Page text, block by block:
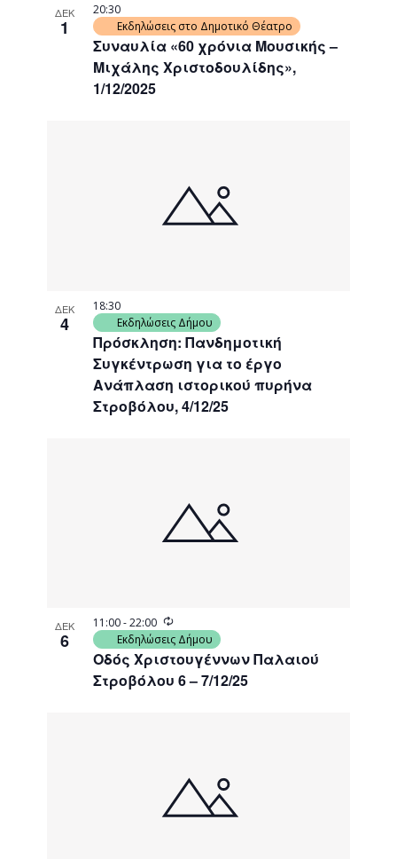
ΔΕΚ
1
Συναυλία «60 χρόνια Μουσικής –
Μιχάλης Χριστοδουλίδης»,
1/12/2025
20:30
Εκδηλώσεις στο Δημοτικό Θέατρο
ΔΕΚ
4
Πρόσκληση: Πανδημοτική
Συγκέντρωση για το έργο
Ανάπλαση ιστορικού πυρήνα
Στροβόλου, 4/12/25
18:30
Εκδηλώσεις Δήμου
ΔΕΚ
6
Οδός Χριστουγέννων Παλαιού
Στροβόλου 6 – 7/12/25
11:00-22:00
Recurring
Εκδηλώσεις Δήμου